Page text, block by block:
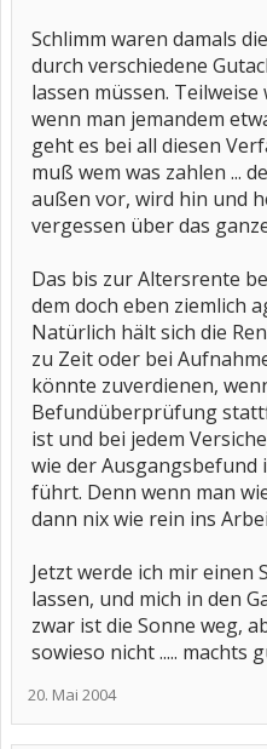
Schlimm waren damals
durch verschiedene
lassen müssen.
wenn man jemandem
geht es bei all diesen
muß wem was zahlen ...
außen vor, wird hin und
vergessen über das
Das bis zur Altersrente
dem doch eben ziemlich
Natürlich hält sich die
zu Zeit oder bei
könnte zuverdienen,
Befundüberprüfung
ist und bei jedem
wie der
führt. Denn wenn man
dann nix wie rein ins
Jetzt werde ich mir einen
lassen, und mich in den
zwar ist die Sonne weg,
sowieso nicht ..... machts
20. Mai 2004